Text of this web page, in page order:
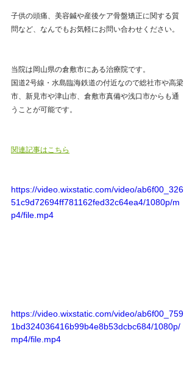
子供の頭痛、美容鍼や産後ケア骨盤矯正に関する質
問など、なんでもお気軽にお問い合わせください。
当院は岡山県の倉敷市にある治療院です。
国道2号線・水島臨海鉄道の付近なので総社市や高梁
市、新見市や津山市、倉敷市真備や浅口市からも通
うことが可能です。
関連記事はこちら
https://video.wixstatic.com/video/ab6f00_326
51c9d72694ff781162fed32c64ea4/1080p/m
p4/file.mp4
https://video.wixstatic.com/video/ab6f00_759
1bd324036416b99b4e8b53dcbc684/1080p/
mp4/file.mp4